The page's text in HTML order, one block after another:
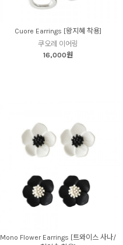
Cuore Earrings [왕지혜 착용]
쿠오레 이어링
16,000원
Mono Flower Earrings [트와이스 사나/